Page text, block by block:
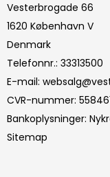
Vesterbrogade 66
1620 København V
Denmark
Telefonnr.: 33313500
E-mail:
CVR-nummer:
Bankoplysninger:
Sitemap